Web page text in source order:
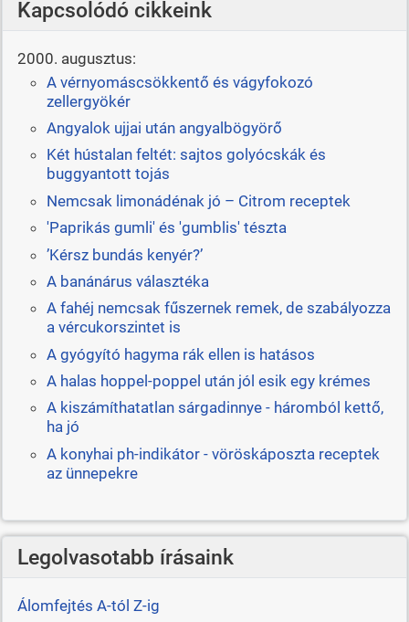
Kapcsolódó cikkeink
2000. augusztus:
A vérnyomáscsökkentő és vágyfokozó
zellergyökér
Angyalok ujjai után angyalbögyörő
Két hústalan feltét: sajtos golyócskák és
buggyantott tojás
Nemcsak limonádénak jó – Citrom receptek
'Paprikás gumli' és 'gumblis' tészta
’Kérsz bundás kenyér?’
A banánárus választéka
A fahéj nemcsak fűszernek remek, de szabályozza
a vércukorszintet is
A gyógyító hagyma rák ellen is hatásos
A halas hoppel-poppel után jól esik egy krémes
A kiszámíthatatlan sárgadinnye - háromból kettő,
ha jó
A konyhai ph-indikátor - vöröskáposzta receptek
az ünnepekre
Legolvasotabb írásaink
Álomfejtés A-tól Z-ig